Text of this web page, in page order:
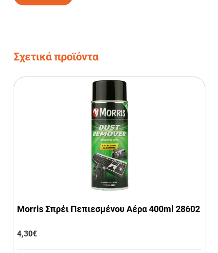
Σχετικά προϊόντα
Morris Σπρέι Πεπιεσμένου Αέρα 400ml 28602
4,30€